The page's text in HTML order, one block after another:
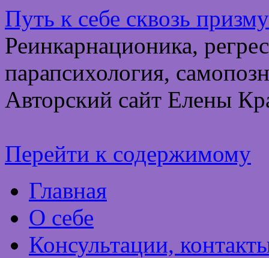
Путь к себе сквозь
Реинкарнационика,
парапсихология,
Авторский сайт Елены
Перейти к содержимому
Главная
О себе
Консультации,